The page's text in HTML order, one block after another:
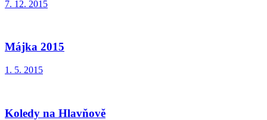
7. 12. 2015
Májka 2015
1. 5. 2015
Koledy na Hlavňově